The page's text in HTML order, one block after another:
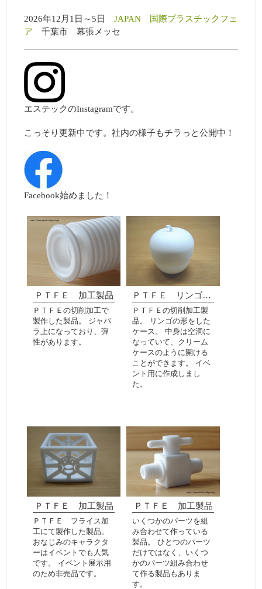
2026年12月1日～5日 JAPAN 国際プラスチックフェ
ア 千葉市 幕張メッセ
エステックのInstagramです。
こっそり更新中です。社内の様子もチラっと公開中！
Facebook始めました！
ＰＴＦＥ 加工製品
ＰＴＦＥの切削加工で
製作した製品。 ジャバ
ラ上になっており、弾
性があります。
ＰＴＦＥ リンゴのケース
ＰＴＦＥの切削加工製
品。 リンゴの形をした
ケース。 中身は空洞に
なっていて、クリーム
ケースのように開ける
ことができます。 イベ
ント用に作成しまし
た。
ＰＴＦＥ 加工製品
ＰＴＦＥ フライス加
工にて製作した製品。
おなじみのキャラクタ
ーはイベントでも人気
です。 イベント展示用
のため非売品です。
ＰＴＦＥ 加工製品
いくつかのパーツを組
み合わせて作っている
製品。 ひとつのパーツ
だけではなく、いくつ
かのパーツ組み合わせ
て作る製品もありま
す。